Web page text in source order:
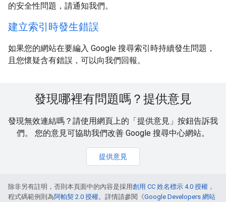
的安全性問題，請通知我們。
建立索引時發生錯誤
如果您的網站在要編入 Google 搜尋索引時持續發生問題，
且您懷疑含有錯誤，可以向我們回報。
發現哪裡有問題嗎？提供意見
發現無效連結嗎？請使用網頁上的「提供意見」按鈕告訴我
們。 您的意見可協助我們改善 Google 搜尋中心網站。
提供意見
除非另有註明，否則本頁面中的內容是採用創用 CC 姓名標示 4.0 授權 ，
程式碼範例則為阿帕契 2.0 授權。詳情請參閱《Google Developers 網站